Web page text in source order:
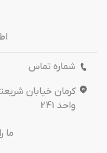
شماره تماس
کرمان خیابان
واحد 241
ما